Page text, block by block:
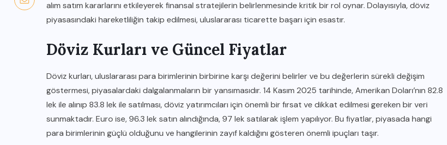
alım satım kararlarını etkileyerek finansal stratejilerin belirlenmesinde kritik bir rol oynar. Dolayısıyla, döviz
piyasasındaki hareketliliğin takip edilmesi, uluslararası ticarette başarı için esastır.
Döviz Kurları ve Güncel Fiyatlar
Döviz kurları, uluslararası para birimlerinin birbirine karşı değerini belirler ve bu değerlerin sürekli değişim
göstermesi, piyasalardaki dalgalanmaların bir yansımasıdır. 14 Kasım 2025 tarihinde, Amerikan Doları’nın 82.8
lek ile alınıp 83.8 lek ile satılması, döviz yatırımcıları için önemli bir fırsat ve dikkat edilmesi gereken bir veri
sunmaktadır. Euro ise, 96.3 lek satın alındığında, 97 lek satılarak işlem yapılıyor. Bu fiyatlar, piyasada hangi
para birimlerinin güçlü olduğunu ve hangilerinin zayıf kaldığını gösteren önemli ipuçları taşır.